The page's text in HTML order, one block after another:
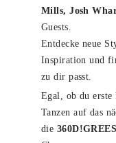
Mills, Josh
Guests.
Entdecke neue
Inspiration und
zu dir passt.
Egal, ob du erste
Tanzen auf das
die